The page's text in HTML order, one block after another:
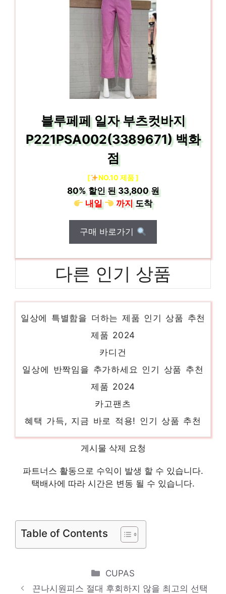
블루페페 일자 부츠컷바지
P221PSA002(3389671) 백화
점
[ NO.10 제품 ]
80%할인 된33,800 원
내일
까지도착
구매 바로가기
다른 인기 상품
스투시
제품 2024
카디건
일상에 반짝임을 추가하세요 인기 상품 추천
제품 2024
카고팬츠
혜택 가득, 지금 바로 적용! 인기 상품 추천
제품 2024
산드로원피스
제품 2024
제품 2024
데코원피스
2024
게시물 삭제 요청
파트너스 활동으로 수익이 발생 할 수 있습니다.
택배사에 따라 시간은 변동 될 수 있습니다.
Table of Contents
Categories
CUPAS
끈나시원피스 절대 후회하지 않을 최고의 선택